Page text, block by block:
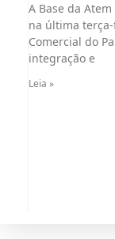
A Base da
na última
Comercial do
integração e
Leia »